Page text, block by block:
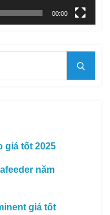
00:00
giá tốt 2025
năm
giá tốt